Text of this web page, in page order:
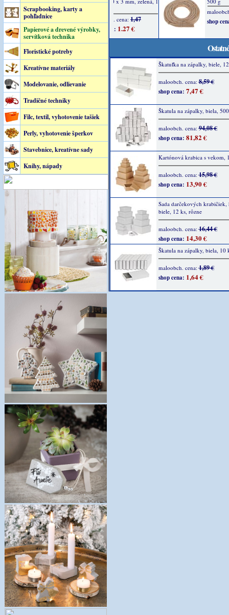
Scrapbooking, karty a
pohľadnice
Papierové a drevené výrobky,
servítková technika
Floristické potreby
Kreatívne materiály
Modelovanie, odlievanie
Tradičné techniky
Filc, textil, vyhotovenie tašiek
Perly, vyhotovenie šperkov
Stavebnice, kreatívne sady
Knihy, nápady
Škatuľka na zápalky, biele,
maloobch. cena:8,59 €
shop cena: 7,47 €
Škatula na zápalky, biela,
maloobch. cena:94,08 €
shop cena: 81,82 €
Kartónová krabica s vekom,
maloobch. cena:15,98 €
shop cena: 13,90 €
Sada darčekových krabičiek,
biele, 12 ks, rôzne
maloobch. cena:16,44 €
shop cena: 14,30 €
Škatula na zápalky, biela, 10
maloobch. cena:1,89 €
shop cena: 1,64 €